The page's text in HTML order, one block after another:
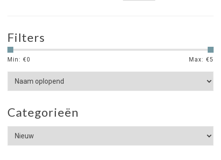
Filters
Min: €0 Max: €5
Categorieën